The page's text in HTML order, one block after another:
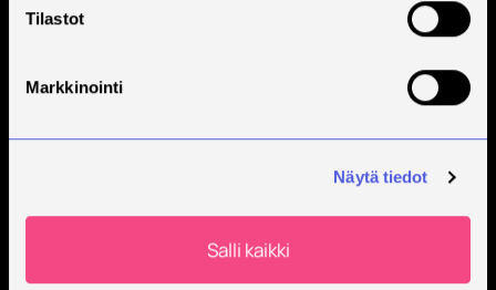
Tilastot
Markkinointi
Näytä tiedot
Salli kaikki